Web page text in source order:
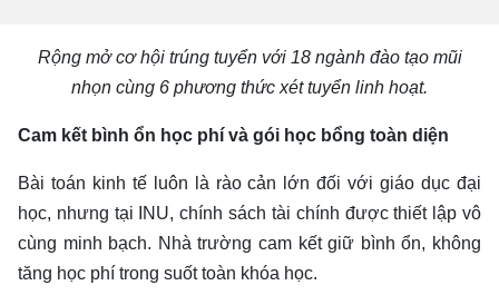
Rộng mở cơ hội trúng tuyển với 18 ngành đào tạo mũi
nhọn cùng 6 phương thức xét tuyển linh hoạt.
Cam kết bình ổn học phí và gói học bổng toàn diện
Bài toán kinh tế luôn là rào cản lớn đối với giáo dục đại
học, nhưng tại INU, chính sách tài chính được thiết lập vô
cùng minh bạch. Nhà trường cam kết giữ bình ổn, không
tăng học phí trong suốt toàn khóa học.